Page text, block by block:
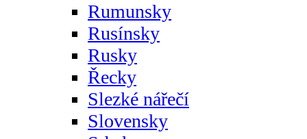
Rumunsky
Rusínsky
Rusky
Řecky
Slezké nářečí
Slovensky